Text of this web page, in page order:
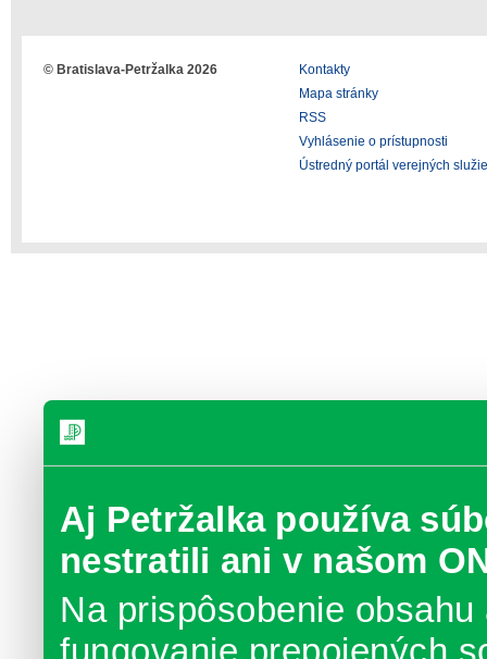
Aj Petržalka používa
nestratili ani v našom
Na prispôsobenie
© Bratislava-Petržalka 2026
Kontakty
Mapa stránky
RSS
Vyhlásenie o prístupnosti
Ústredný portál verejných